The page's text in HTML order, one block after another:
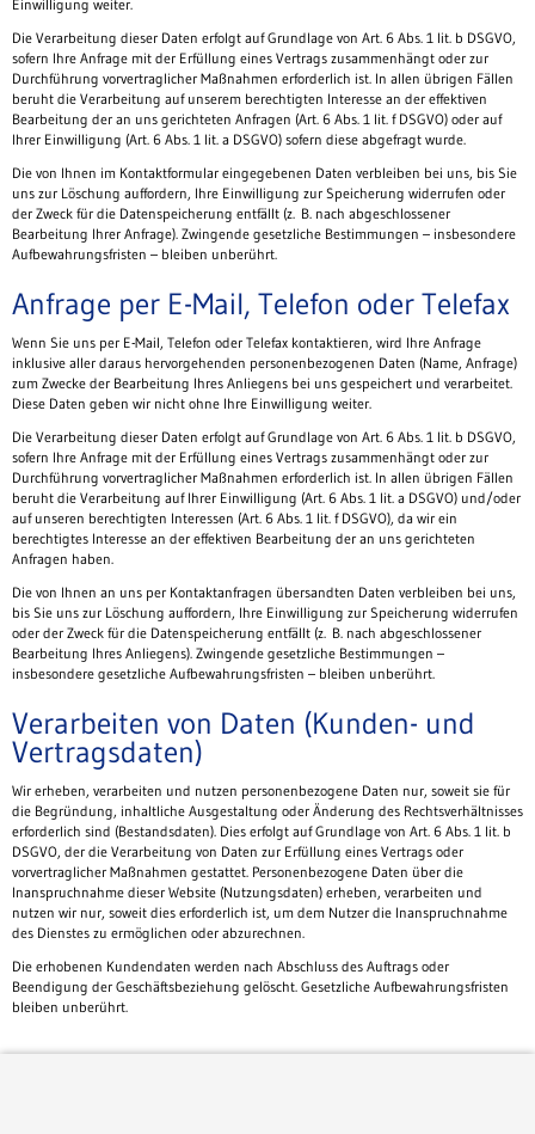
Einwilligung weiter.
Die Verarbeitung dieser Daten erfolgt auf Grundlage von Art. 6 Abs. 1 lit. b DSGVO,
sofern Ihre Anfrage mit der Erfüllung eines Vertrags zusammenhängt oder zur
Durchführung vorvertraglicher Maßnahmen erforderlich ist. In allen übrigen Fällen
beruht die Verarbeitung auf unserem berechtigten Interesse an der effektiven
Bearbeitung der an uns gerichteten Anfragen (Art. 6 Abs. 1 lit. f DSGVO) oder auf
Ihrer Einwilligung (Art. 6 Abs. 1 lit. a DSGVO) sofern diese abgefragt wurde.
Die von Ihnen im Kontaktformular eingegebenen Daten verbleiben bei uns, bis Sie
uns zur Löschung auffordern, Ihre Einwilligung zur Speicherung widerrufen oder
der Zweck für die Datenspeicherung entfällt (z. B. nach abgeschlossener
Bearbeitung Ihrer Anfrage). Zwingende gesetzliche Bestimmungen – insbesondere
Aufbewahrungsfristen – bleiben unberührt.
Anfrage per E-Mail, Telefon oder Telefax
Wenn Sie uns per E-Mail, Telefon oder Telefax kontaktieren, wird Ihre Anfrage
inklusive aller daraus hervorgehenden personenbezogenen Daten (Name, Anfrage)
zum Zwecke der Bearbeitung Ihres Anliegens bei uns gespeichert und verarbeitet.
Diese Daten geben wir nicht ohne Ihre Einwilligung weiter.
Die Verarbeitung dieser Daten erfolgt auf Grundlage von Art. 6 Abs. 1 lit. b DSGVO,
sofern Ihre Anfrage mit der Erfüllung eines Vertrags zusammenhängt oder zur
Durchführung vorvertraglicher Maßnahmen erforderlich ist. In allen übrigen Fällen
beruht die Verarbeitung auf Ihrer Einwilligung (Art. 6 Abs. 1 lit. a DSGVO) und/oder
auf unseren berechtigten Interessen (Art. 6 Abs. 1 lit. f DSGVO), da wir ein
berechtigtes Interesse an der effektiven Bearbeitung der an uns gerichteten
Anfragen haben.
Die von Ihnen an uns per Kontaktanfragen übersandten Daten verbleiben bei uns,
bis Sie uns zur Löschung auffordern, Ihre Einwilligung zur Speicherung widerrufen
oder der Zweck für die Datenspeicherung entfällt (z. B. nach abgeschlossener
Bearbeitung Ihres Anliegens). Zwingende gesetzliche Bestimmungen –
insbesondere gesetzliche Aufbewahrungsfristen – bleiben unberührt.
Verarbeiten von Daten (Kunden- und
Vertragsdaten)
Wir erheben, verarbeiten und nutzen personenbezogene Daten nur, soweit sie für
die Begründung, inhaltliche Ausgestaltung oder Änderung des Rechtsverhältnisses
erforderlich sind (Bestandsdaten). Dies erfolgt auf Grundlage von Art. 6 Abs. 1 lit. b
DSGVO, der die Verarbeitung von Daten zur Erfüllung eines Vertrags oder
vorvertraglicher Maßnahmen gestattet. Personenbezogene Daten über die
Inanspruchnahme dieser Website (Nutzungsdaten) erheben, verarbeiten und
nutzen wir nur, soweit dies erforderlich ist, um dem Nutzer die Inanspruchnahme
des Dienstes zu ermöglichen oder abzurechnen.
Die erhobenen Kundendaten werden nach Abschluss des Auftrags oder
Beendigung der Geschäftsbeziehung gelöscht. Gesetzliche Aufbewahrungsfristen
bleiben unberührt.